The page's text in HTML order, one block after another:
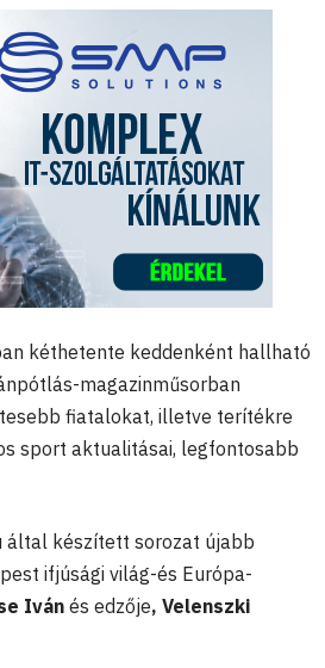
kéthetente keddenként hallható
magazinműsorban
fiatalokat, illetve terítékre
sport aktualitásai, legfontosabb
által készített sorozat újabb
ifjúsági világ-és Európa-
Ivánés edzője, Velenszki